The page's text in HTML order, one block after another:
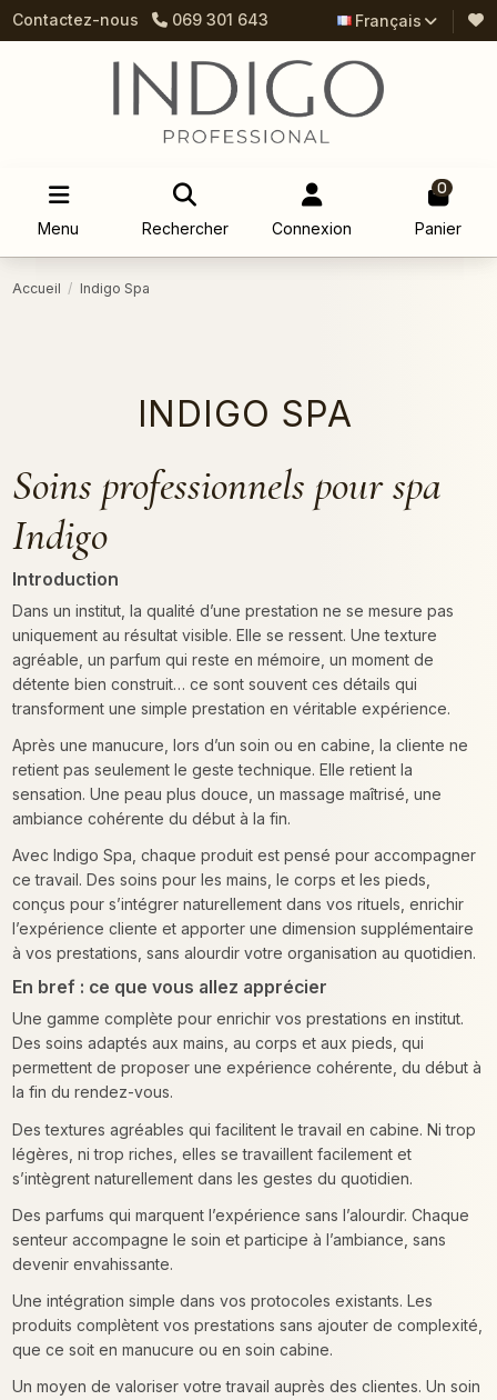
Contactez-nous 069 301 643 Français
Menu Rechercher Connexion
0
Panier
Accueil Indigo Spa
INDIGO SPA
Soins professionnels pour spa
Indigo
Introduction
Dans un institut, la qualité d’une prestation ne se mesure pas
uniquement au résultat visible. Elle se ressent. Une texture
agréable, un parfum qui reste en mémoire, un moment de
détente bien construit… ce sont souvent ces détails qui
transforment une simple prestation en véritable expérience.
Après une manucure, lors d’un soin ou en cabine, la cliente ne
retient pas seulement le geste technique. Elle retient la
sensation. Une peau plus douce, un massage maîtrisé, une
ambiance cohérente du début à la fin.
Avec Indigo Spa, chaque produit est pensé pour accompagner
ce travail. Des soins pour les mains, le corps et les pieds,
conçus pour s’intégrer naturellement dans vos rituels, enrichir
l’expérience cliente et apporter une dimension supplémentaire
à vos prestations, sans alourdir votre organisation au quotidien.
En bref : ce que vous allez apprécier
Une gamme complète pour enrichir vos prestations en institut.
Des soins adaptés aux mains, au corps et aux pieds, qui
permettent de proposer une expérience cohérente, du début à
la fin du rendez-vous.
Des textures agréables qui facilitent le travail en cabine. Ni trop
légères, ni trop riches, elles se travaillent facilement et
s’intègrent naturellement dans les gestes du quotidien.
Des parfums qui marquent l’expérience sans l’alourdir. Chaque
senteur accompagne le soin et participe à l’ambiance, sans
devenir envahissante.
Une intégration simple dans vos protocoles existants. Les
produits complètent vos prestations sans ajouter de complexité,
que ce soit en manucure ou en soin cabine.
Un moyen de valoriser votre travail auprès des clientes. Un soin